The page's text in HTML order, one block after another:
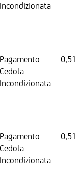
Incondizionata
Pagamento
Cedola
Incondizionata
0,51
Pagamento
Cedola
Incondizionata
0,51